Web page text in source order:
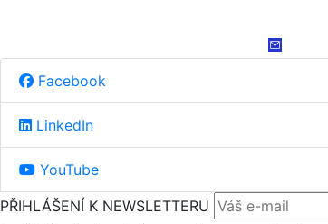
Facebook
LinkedIn
YouTube
PŘIHLÁŠENÍ K NEWSLETTERU